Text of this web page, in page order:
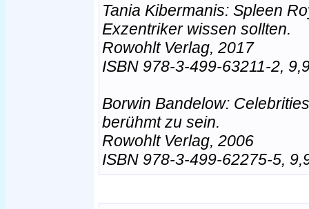
Tania Kibermanis: Spleen
Exzentriker wissen sollten.
Rowohlt Verlag, 2017
ISBN 978-3-499-63211-2,
Borwin Bandelow:
berühmt zu sein.
Rowohlt Verlag, 2006
ISBN 978-3-499-62275-5,